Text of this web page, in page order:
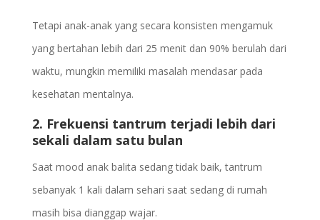
Tetapi anak-anak yang secara konsisten mengamuk
yang bertahan lebih dari 25 menit dan 90% berulah dari
waktu, mungkin memiliki masalah mendasar pada
kesehatan mentalnya.
2. Frekuensi tantrum terjadi lebih dari
sekali dalam satu bulan
Saat mood anak balita sedang tidak baik, tantrum
sebanyak 1 kali dalam sehari saat sedang di rumah
masih bisa dianggap wajar.